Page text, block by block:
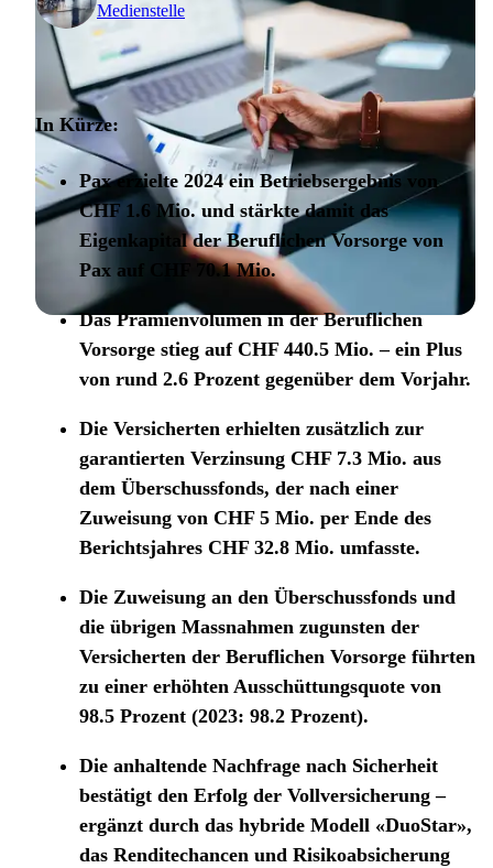
Medienstelle
In Kürze:
Pax erzielte 2024 ein Betriebsergebnis von
CHF 1.6 Mio. und stärkte damit das
Eigenkapital der Beruflichen Vorsorge von
Pax auf CHF 70.1 Mio.
Das Prämienvolumen in der Beruflichen
Vorsorge stieg auf CHF 440.5 Mio. – ein Plus
von rund 2.6 Prozent gegenüber dem Vorjahr.
Die Versicherten erhielten zusätzlich zur
garantierten Verzinsung CHF 7.3 Mio. aus
dem Überschussfonds, der nach einer
Zuweisung von CHF 5 Mio. per Ende des
Berichtsjahres CHF 32.8 Mio. umfasste.
Die Zuweisung an den Überschussfonds und
die übrigen Massnahmen zugunsten der
Versicherten der Beruflichen Vorsorge führten
zu einer erhöhten Ausschüttungsquote von
98.5 Prozent (2023: 98.2 Prozent).
Die anhaltende Nachfrage nach Sicherheit
bestätigt den Erfolg der Vollversicherung –
ergänzt durch das hybride Modell «DuoStar»,
das Renditechancen und Risikoabsicherung